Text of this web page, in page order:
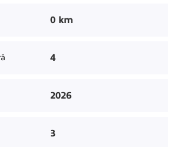
0 km
4
2026
3